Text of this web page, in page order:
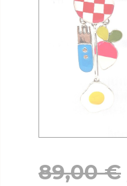
89,00€